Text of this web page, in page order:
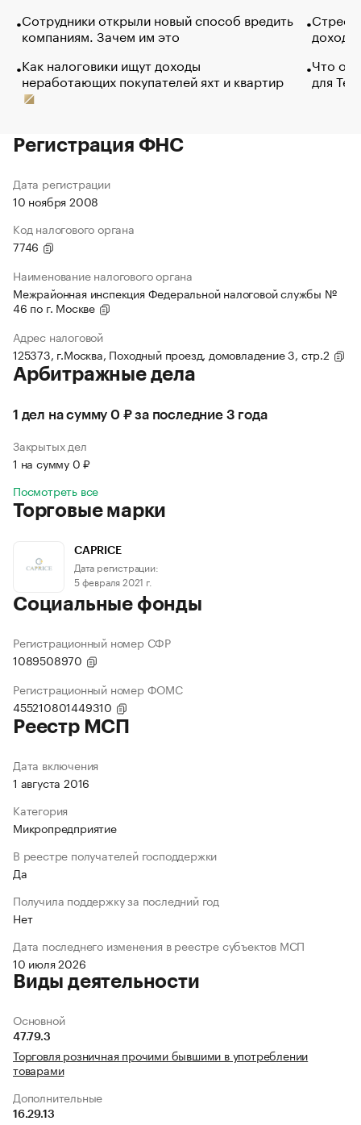
Сотрудники открыли новый способ вредить
компаниям. Зачем им это
Как налоговики ищут доходы
неработающих покупателей яхт и квартир
Что
для
Регистрация ФНС
Дата регистрации
10 ноября 2008
Код налогового органа
7746
Наименование налогового органа
Межрайонная инспекция Федеральной налоговой службы №
46 по г. Москве
Адрес налоговой
125373, г.Москва, Походный проезд, домовладение 3, стр.2
Арбитражные дела
1 дел на сумму 0 ₽ за последние 3 года
Закрытых дел
1 на сумму 0 ₽
Посмотреть все
Торговые марки
CAPRICE
Дата регистрации:
5 февраля 2021 г.
Социальные фонды
Регистрационный номер СФР
1089508970
Регистрационный номер ФОМС
455210801449310
Реестр МСП
Дата включения
1 августа 2016
Категория
Микропредприятие
В реестре получателей господдержки
Да
Получила поддержку за последний год
Нет
Дата последнего изменения в реестре субъектов МСП
10 июля 2026
Виды деятельности
Основной
47.79.3
Торговля розничная прочими бывшими в употреблении
товарами
Дополнительные
16.29.13